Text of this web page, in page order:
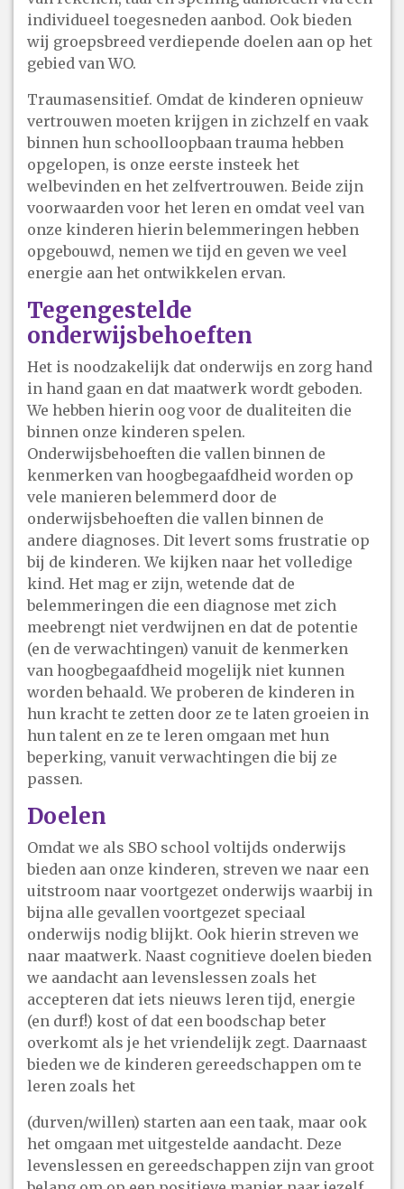
individueel toegesneden aanbod. Ook bieden
wij groepsbreed verdiepende doelen aan op het
gebied van WO.
Traumasensitief. Omdat de kinderen opnieuw
vertrouwen moeten krijgen in zichzelf en vaak
binnen hun schoolloopbaan trauma hebben
opgelopen, is onze eerste insteek het
welbevinden en het zelfvertrouwen. Beide zijn
voorwaarden voor het leren en omdat veel van
onze kinderen hierin belemmeringen hebben
opgebouwd, nemen we tijd en geven we veel
energie aan het ontwikkelen ervan.
Tegengestelde
onderwijsbehoeften
Het is noodzakelijk dat onderwijs en zorg hand
in hand gaan en dat maatwerk wordt geboden.
We hebben hierin oog voor de dualiteiten die
binnen onze kinderen spelen.
Onderwijsbehoeften die vallen binnen de
kenmerken van hoogbegaafdheid worden op
vele manieren belemmerd door de
onderwijsbehoeften die vallen binnen de
andere diagnoses. Dit levert soms frustratie op
bij de kinderen. We kijken naar het volledige
kind. Het mag er zijn, wetende dat de
belemmeringen die een diagnose met zich
meebrengt niet verdwijnen en dat de potentie
(en de verwachtingen) vanuit de kenmerken
van hoogbegaafdheid mogelijk niet kunnen
worden behaald. We proberen de kinderen in
hun kracht te zetten door ze te laten groeien in
hun talent en ze te leren omgaan met hun
beperking, vanuit verwachtingen die bij ze
passen.
Doelen
Omdat we als SBO school voltijds onderwijs
bieden aan onze kinderen, streven we naar een
uitstroom naar voortgezet onderwijs waarbij in
bijna alle gevallen voortgezet speciaal
onderwijs nodig blijkt. Ook hierin streven we
naar maatwerk. Naast cognitieve doelen bieden
we aandacht aan levenslessen zoals het
accepteren dat iets nieuws leren tijd, energie
(en durf!) kost of dat een boodschap beter
overkomt als je het vriendelijk zegt. Daarnaast
bieden we de kinderen gereedschappen om te
leren zoals het
(durven/willen) starten aan een taak, maar ook
het omgaan met uitgestelde aandacht. Deze
levenslessen en gereedschappen zijn van groot